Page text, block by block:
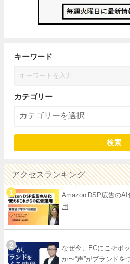
キーワード
カテゴリー
検索
アクセスランキング
Amazon DSP広告の
用
なぜ今、ECにこそポ
か〜“声”がブランドを